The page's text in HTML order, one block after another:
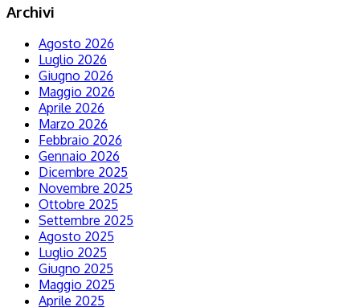
Archivi
Agosto 2026
Luglio 2026
Giugno 2026
Maggio 2026
Aprile 2026
Marzo 2026
Febbraio 2026
Gennaio 2026
Dicembre 2025
Novembre 2025
Ottobre 2025
Settembre 2025
Agosto 2025
Luglio 2025
Giugno 2025
Maggio 2025
Aprile 2025